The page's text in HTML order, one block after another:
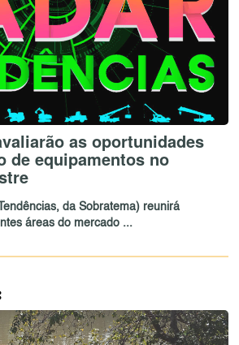
as oportunidades
de equipamentos no
da Sobratema) reunirá
áreas do mercado ...